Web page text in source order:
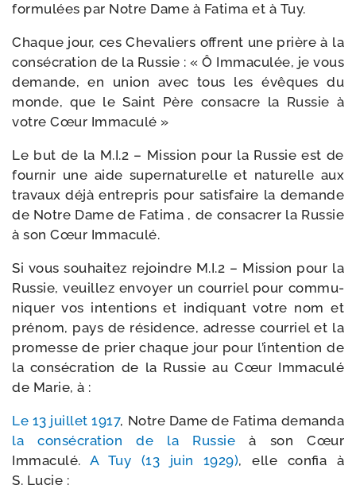
for­mu­lées par Notre Dame à Fatima et à Tuy.
Chaque jour, ces Chevaliers offrent une prière à la
consé­cra­tion de la Russie : « Ô Immaculée, je vous
demande, en union avec tous les évêques du
monde, que le Saint Père consacre la Russie à
votre Cœur Immaculé »
Le but de la M.I.2 – Mission pour la Russie est de
four­nir une aide super­na­tu­relle et natu­relle aux
tra­vaux déjà entre­pris pour satis­faire la demande
de Notre Dame de Fatima , de consa­crer la Russie
à son Cœur Immaculé.
Si vous sou­hai­tez rejoindre M.I.2 – Mission pour la
Russie, veuillez envoyer un cour­riel pour com­mu­
ni­quer vos inten­tions et indi­quant votre nom et
pré­nom, pays de rési­dence, adresse cour­riel et la
pro­messe de prier chaque jour pour l’intention de
la consé­cra­tion de la Russie au Cœur Immaculé
de Marie, à :
Le 13 juillet 1917, Notre Dame de Fatima deman­da
la consé­cra­tion de la Russie à son Cœur
Immaculé. A Tuy (13 juin 1929), elle confia à
S. Lucie :